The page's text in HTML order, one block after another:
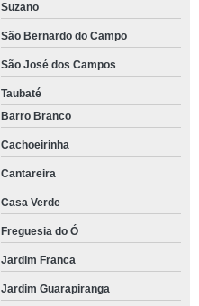
Suzano
São Bernardo do Campo
São José dos Campos
Taubaté
Barro Branco
Cachoeirinha
Cantareira
Casa Verde
Freguesia do Ó
Jardim Franca
Jardim Guarapiranga